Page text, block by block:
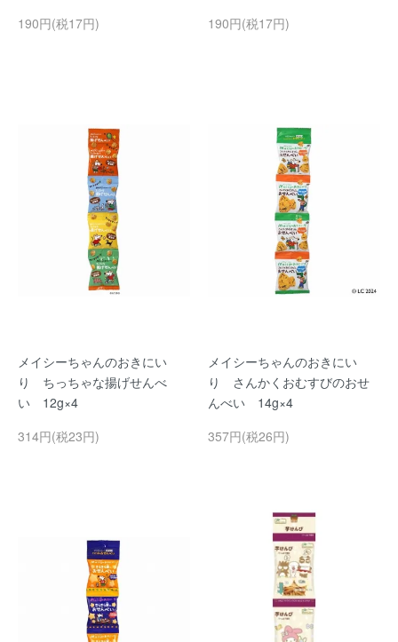
190円(税17円)
190円(税17円)
メイシーちゃんのおきにい
り ちっちゃな揚げせんべ
い 12g×4
314円(税23円)
メイシーちゃんのおきにい
り さんかくおむすびのおせ
んべい 14g×4
357円(税26円)